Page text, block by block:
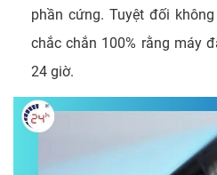
phần cứng. Tuyệt đối
chắc chắn 100% rằng máy
24 giờ.